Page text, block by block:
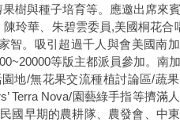
樹與種子培育等。應邀出席來
玲華、朱碧雲委員,美國桐花合
智。吸引超過千人與會美國南
等版主都派員參加。南
地/無花果交流種植討論區/蔬
Terra Nova/園藝綠手指等擠滿
國早期的農耕隊、農發會、中